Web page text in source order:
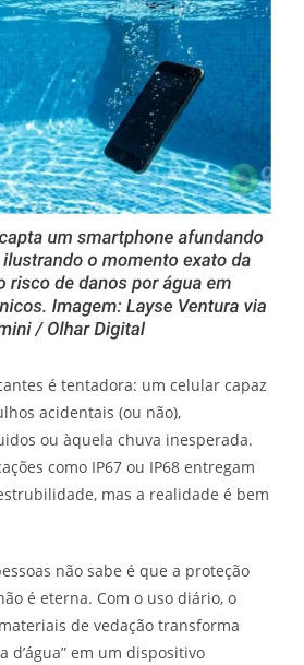
é tentadora: um celular capaz
acidentais (ou não),
ou àquela chuva inesperada.
como IP67 ou IP68 entregam
mas a realidade é bem
não sabe é que a proteção
é eterna. Com o uso diário, o
de vedação transforma
d’água” em um dispositivo